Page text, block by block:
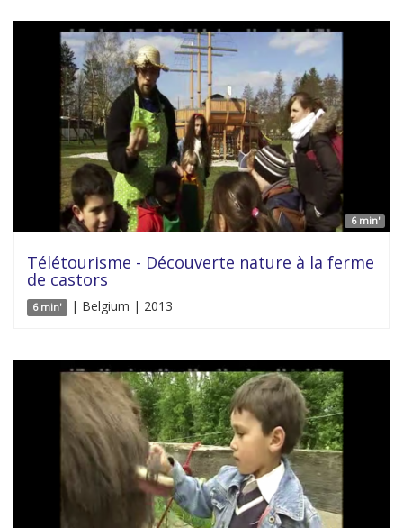
6 min'
Télétourisme - Découverte nature à la ferme
de castors
6 min' | Belgium | 2013